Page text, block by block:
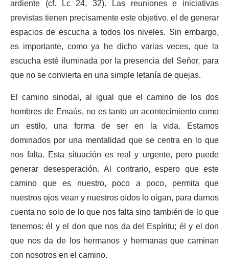
ardiente (cf. Lc 24, 32). Las reuniones e iniciativas
previstas tienen precisamente este objetivo, el de generar
espacios de escucha a todos los niveles. Sin embargo,
es importante, como ya he dicho varias veces, que la
escucha esté iluminada por la presencia del Señor, para
que no se convierta en una simple letanía de quejas.
El camino sinodal, al igual que el camino de los dos
hombres de Emaús, no es tanto un acontecimiento como
un estilo, una forma de ser en la vida. Estamos
dominados por una mentalidad que se centra en lo que
nos falta. Esta situación es real y urgente, pero puede
generar desesperación. Al contrario, espero que este
camino que es nuestro, poco a poco, permita que
nuestros ojos vean y nuestros oídos lo oigan, para darnos
cuenta no solo de lo que nos falta sino también de lo que
tenemos: él y el don que nos da del Espíritu; él y el don
que nos da de los hermanos y hermanas que caminan
con nosotros en el camino.